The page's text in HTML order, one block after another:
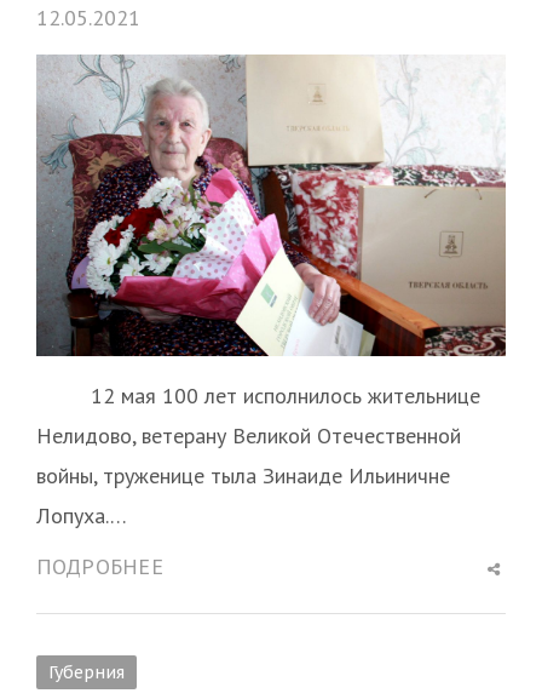
12.05.2021
12 мая 100 лет исполнилось жительнице
Нелидово, ветерану Великой Отечественной
войны, труженице тыла Зинаиде Ильиничне
Лопуха.…
ПОДРОБНЕЕ
post
Губерния